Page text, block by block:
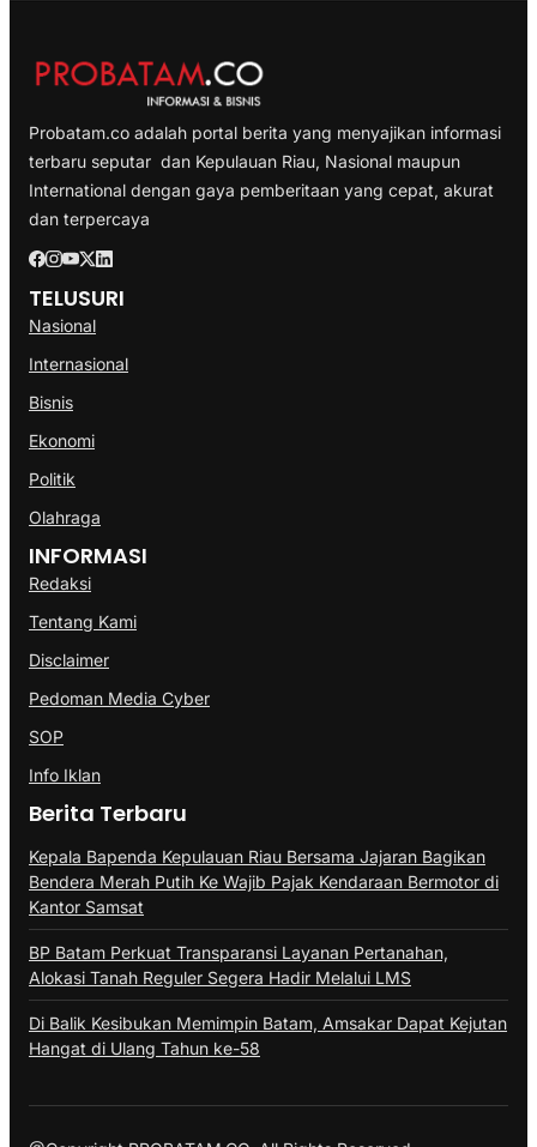
Probatam.co adalah portal berita yang menyajikan informasi
terbaru seputar dan Kepulauan Riau, Nasional maupun
International dengan gaya pemberitaan yang cepat, akurat
dan terpercaya
TELUSURI
Nasional
Internasional
Bisnis
Ekonomi
Politik
Olahraga
INFORMASI
Redaksi
Tentang Kami
Disclaimer
Pedoman Media Cyber
SOP
Info Iklan
Berita Terbaru
Kepala Bapenda Kepulauan Riau Bersama Jajaran Bagikan
Bendera Merah Putih Ke Wajib Pajak Kendaraan Bermotor di
Kantor Samsat
BP Batam Perkuat Transparansi Layanan Pertanahan,
Alokasi Tanah Reguler Segera Hadir Melalui LMS
Di Balik Kesibukan Memimpin Batam, Amsakar Dapat Kejutan
Hangat di Ulang Tahun ke-58